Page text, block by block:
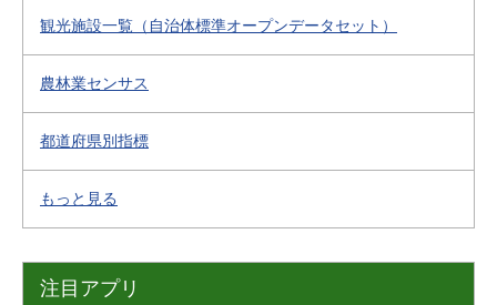
観光施設一覧（自治体標準オープンデータセット）
農林業センサス
都道府県別指標
もっと見る
注目アプリ